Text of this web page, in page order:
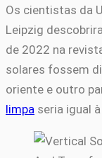
Os cientistas da
Leipzig
de 2022 na
solares fossem
oriente e outro
limpa seria igual